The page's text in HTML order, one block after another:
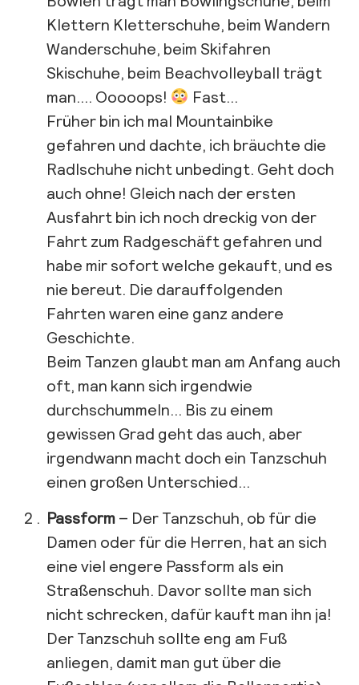
Klettern Kletterschuhe, beim Wandern
Wanderschuhe, beim Skifahren
Skischuhe, beim Beachvolleyball trägt
man…. Ooooops!
Fast…
Früher bin ich mal Mountainbike
gefahren und dachte, ich bräuchte die
Radlschuhe nicht unbedingt. Geht doch
auch ohne! Gleich nach der ersten
Ausfahrt bin ich noch dreckig von der
Fahrt zum Radgeschäft gefahren und
habe mir sofort welche gekauft, und es
nie bereut. Die darauffolgenden
Fahrten waren eine ganz andere
Geschichte.
Beim Tanzen glaubt man am Anfang auch
oft, man kann sich irgendwie
durchschummeln… Bis zu einem
gewissen Grad geht das auch, aber
irgendwann macht doch ein Tanzschuh
einen großen Unterschied…
Passform – Der Tanzschuh, ob für die
Damen oder für die Herren, hat an sich
eine viel engere Passform als ein
Straßenschuh. Davor sollte man sich
nicht schrecken, dafür kauft man ihn ja!
Der Tanzschuh sollte eng am Fuß
anliegen, damit man gut über die